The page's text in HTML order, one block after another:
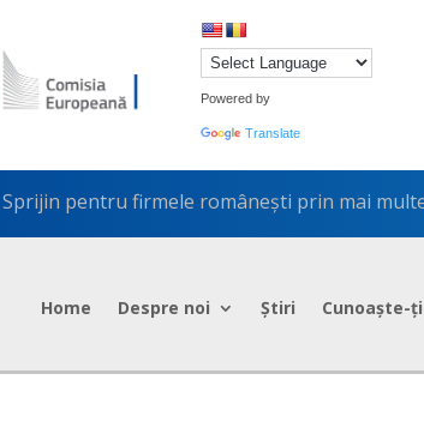
Powered by
Translate
Sprijin pentru firmele românești prin mai
Home Despre noi Știri Cunoaște-